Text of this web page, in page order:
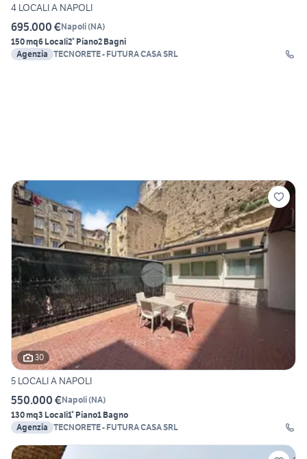
4 LOCALI A NAPOLI
695.000 €Napoli(NA)
150 mq6 Locali2° Piano2 Bagni
Agenzia TECNORETE - FUTURA CASA SRL
30
5 LOCALI A NAPOLI
550.000 €Napoli(NA)
130 mq3 Locali1° Piano1 Bagno
Agenzia TECNORETE - FUTURA CASA SRL